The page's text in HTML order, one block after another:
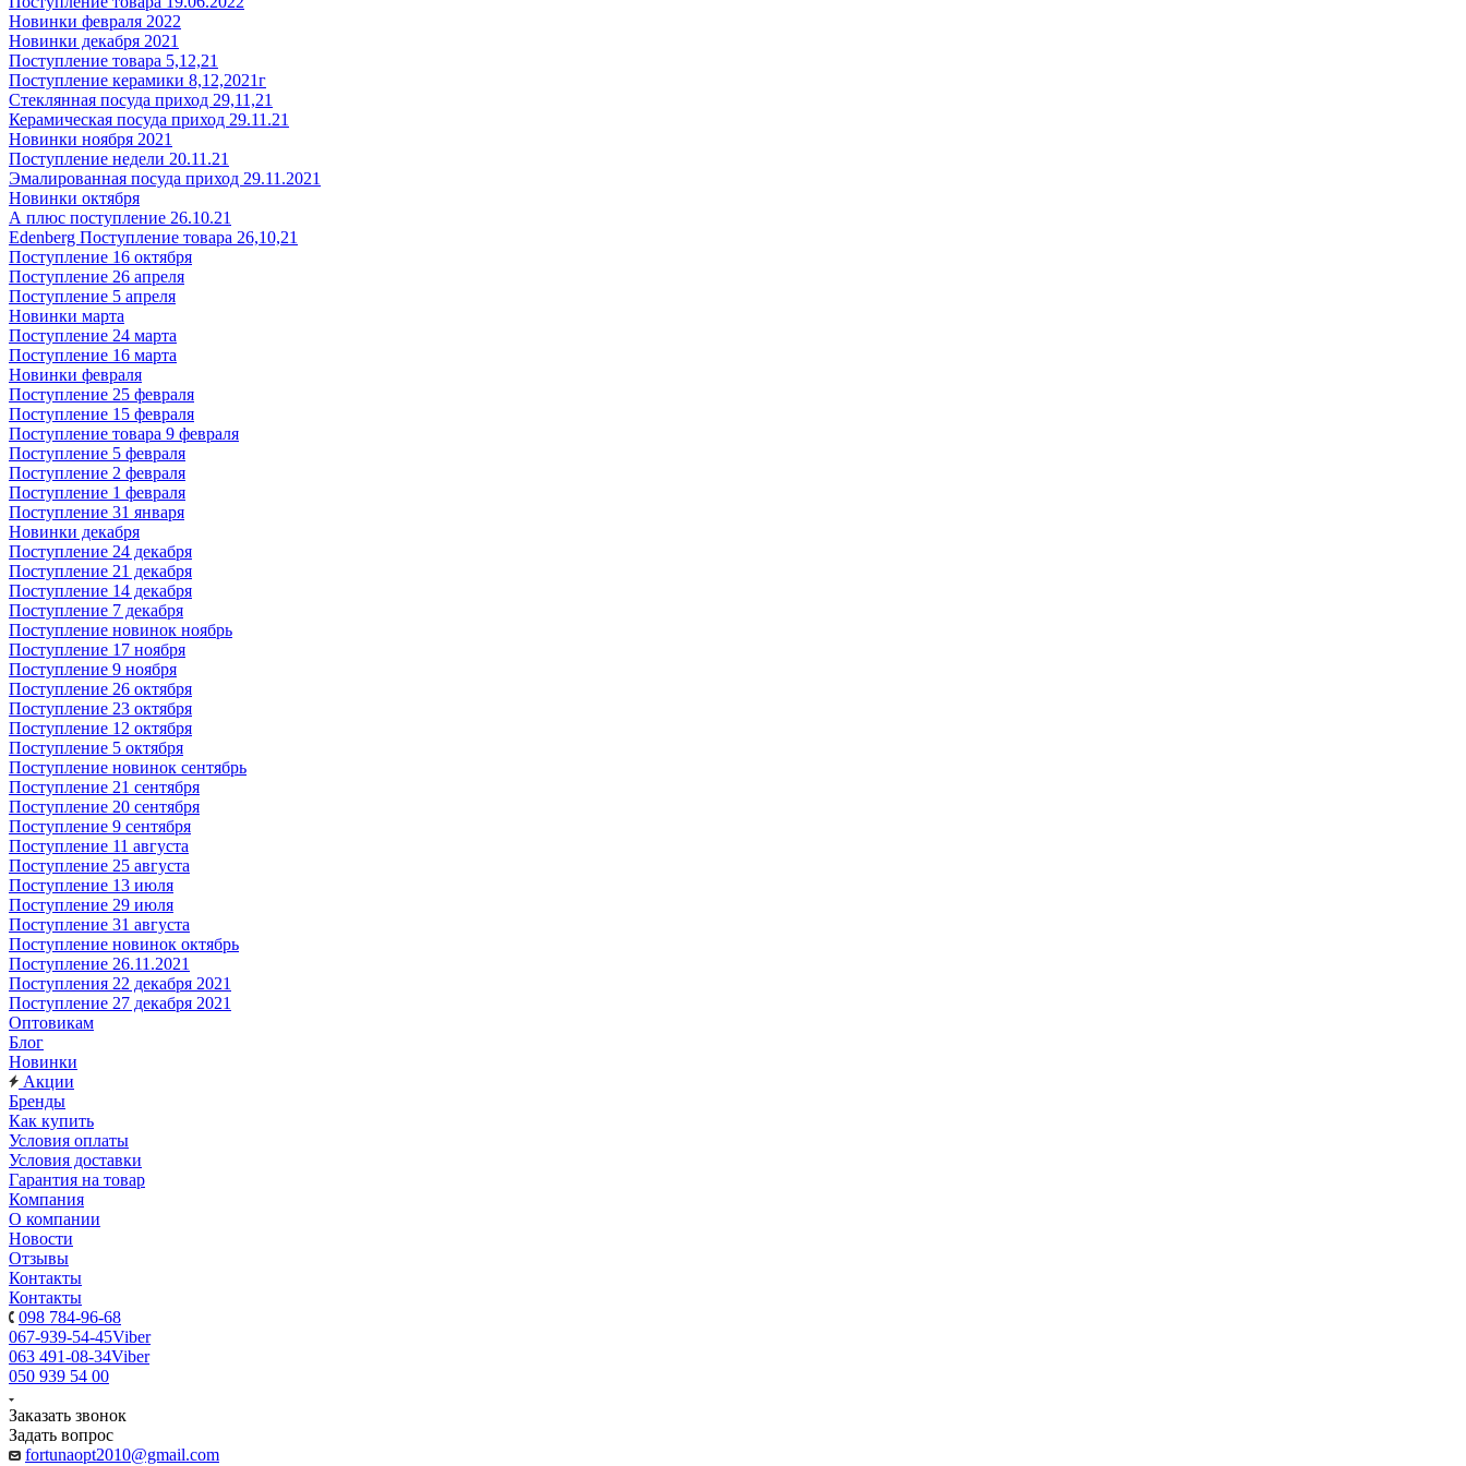
Новинки февраля 2022
Новинки декабря 2021
Поступление товара 5,12,21
Поступление керамики 8,12,2021г
Стеклянная посуда приход 29,11,21
Керамическая посуда приход 29.11.21
Новинки ноября 2021
Поступление недели 20.11.21
Эмалированная посуда приход 29.11.2021
Новинки октября
А плюс поступление 26.10.21
Edenberg Поступление товара 26,10,21
Поступление 16 октября
Поступление 26 апреля
Поступление 5 апреля
Новинки марта
Поступление 24 марта
Поступление 16 марта
Новинки февраля
Поступление 25 февраля
Поступление 15 февраля
Поступление товара 9 февраля
Поступление 5 февраля
Поступление 2 февраля
Поступление 1 февраля
Поступление 31 января
Новинки декабря
Поступление 24 декабря
Поступление 21 декабря
Поступление 14 декабря
Поступление 7 декабря
Поступление новинок ноябрь
Поступление 17 ноября
Поступление 9 ноября
Поступление 26 октября
Поступление 23 октября
Поступление 12 октября
Поступление 5 октября
Поступление новинок сентябрь
Поступление 21 сентября
Поступление 20 сентября
Поступление 9 сентября
Поступление 11 августа
Поступление 25 августа
Поступление 13 июля
Поступление 29 июля
Поступление 31 августа
Поступление новинок октябрь
Поступление 26.11.2021
Поступления 22 декабря 2021
Поступление 27 декабря 2021
Оптовикам
Блог
Новинки
Акции
Бренды
Как купить
Условия оплаты
Условия доставки
Гарантия на товар
Компания
О компании
Новости
Отзывы
Контакты
Контакты
098 784-96-68
067-939-54-45Viber
063 491-08-34Viber
050 939 54 00
Заказать звонок
Задать вопрос
fortunaopt2010@gmail.com